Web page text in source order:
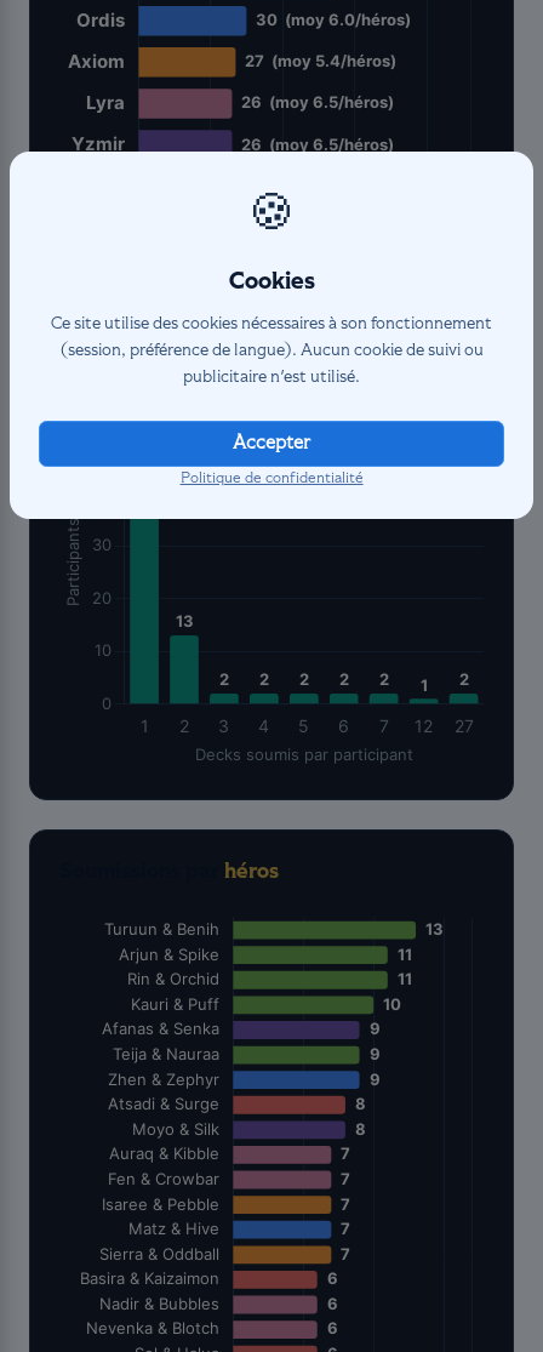
Distribution desparticipants
héros
🍪
Cookies
Ce site utilise des cookies nécessaires à son fonctionnement
(session, préférence de langue). Aucun cookie de suivi ou
publicitaire n'est utilisé.
Accepter
Politique de confidentialité